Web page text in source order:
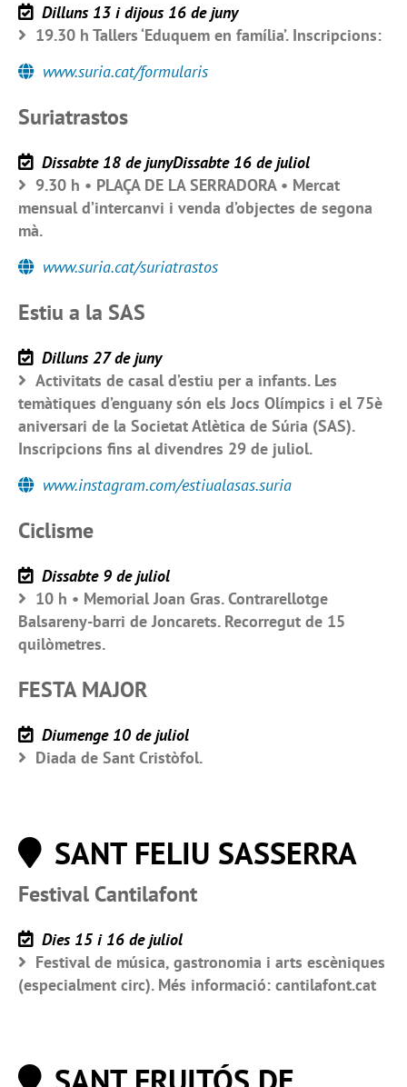
Dilluns 13 i dijous 16 de juny
19.30 h Tallers ‘Eduquem en família’. Inscripcions:
www.suria.cat/formularis
Suriatrastos
Dissabte 18 de junyDissabte 16 de juliol
9.30 h • PLAÇA DE LA SERRADORA • Mercat
mensual d’intercanvi i venda d’objectes de segona
mà.
www.suria.cat/suriatrastos
Estiu a la SAS
Dilluns 27 de juny
Activitats de casal d’estiu per a infants. Les
temàtiques d’enguany són els Jocs Olímpics i el 75è
aniversari de la Societat Atlètica de Súria (SAS).
Inscripcions fins al divendres 29 de juliol.
www.instagram.com/estiualasas.suria
Ciclisme
Dissabte 9 de juliol
10 h • Memorial Joan Gras. Contrarellotge
Balsareny-barri de Joncarets. Recorregut de 15
quilòmetres.
FESTA MAJOR
Diumenge 10 de juliol
Diada de Sant Cristòfol.
SANT FELIU SASSERRA
Festival Cantilafont
Dies 15 i 16 de juliol
Festival de música, gastronomia i arts escèniques
(especialment circ). Més informació: cantilafont.cat